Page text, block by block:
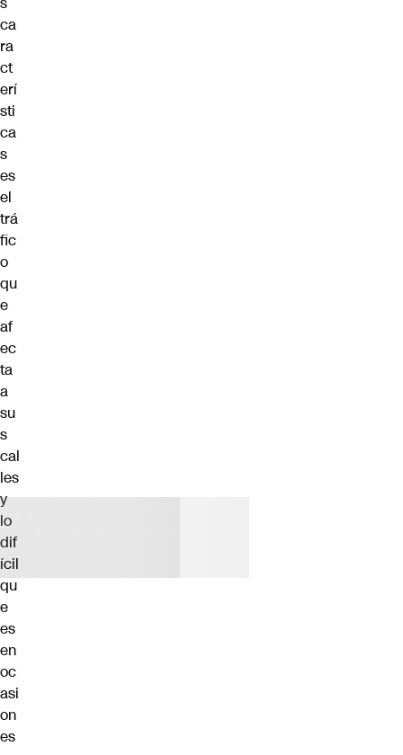
ca
ra
ct
erí
sti
ca
s
es
el
trá
fic
o
qu
e
af
ec
ta
a
su
s
cal
les
y
lo
dif
ícil
qu
e
es
en
oc
asi
on
es